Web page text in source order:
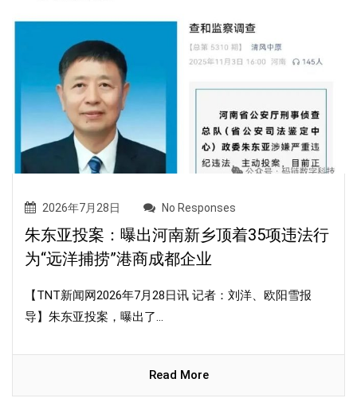
2026年7月28日 No Responses
朱东亚投案：曝出河南新乡顶着35项违法行
为“远洋捕捞”港商成都企业
【TNT新闻网2026年7月28日讯 记者：刘洋、欧阳雪报
导】朱东亚投案，曝出了...
Read More